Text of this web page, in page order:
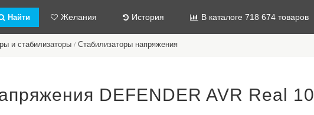
Найти Желания История В каталоге 718 674 товаров
и стабилизаторы / Стабилизаторы напряжения
DEFENDER AVR Real